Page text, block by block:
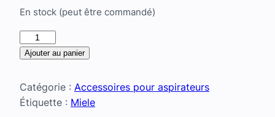
En stock (peut être commandé)
quantité
de
anthracite
Ajouter au panier
Catégorie : Accessoires pour aspirateurs
Étiquette : Miele